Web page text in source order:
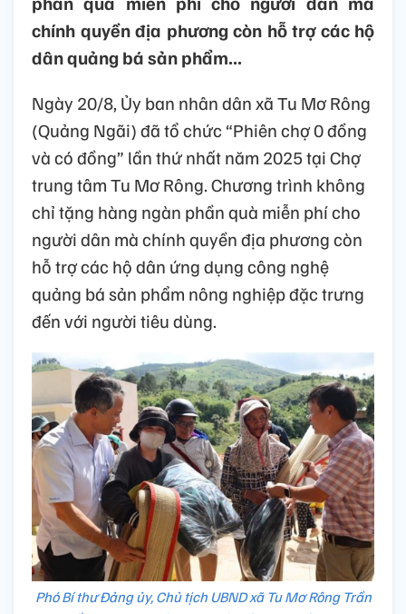
chính quyền địa phương còn hỗ trợ các hộ
dân quảng bá sản phẩm...
Ngày 20/8, Ủy ban nhân dân xã Tu Mơ Rông
(Quảng Ngãi) đã tổ chức “Phiên chợ 0 đồng
và có đồng” lần thứ nhất năm 2025 tại Chợ
trung tâm Tu Mơ Rông. Chương trình không
chỉ tặng hàng ngàn phần quà miễn phí cho
người dân mà chính quyền địa phương còn
hỗ trợ các hộ dân ứng dụng công nghệ
quảng bá sản phẩm nông nghiệp đặc trưng
đến với người tiêu dùng.
Phó Bí thư Đảng ủy, Chủ tịch UBND xã Tu Mơ Rông Trần